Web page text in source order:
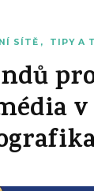
SÍTĚ TIPY A
v